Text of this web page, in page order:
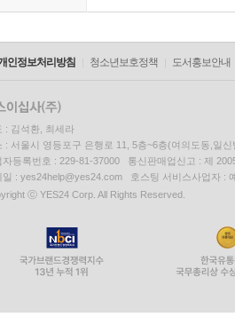
인정보처리방침 청소년보호정책 도서홍보안내
: 김석환, 최세라
: 서울시 영등포구 은행로 11, 5층~6층(여의도동,일신
자등록번호 : 229-81-37000 통신판매업신고 : 제
일 : yes24help@yes24.com 호스팅 서비스사업자 :
ⓒ YES24 Corp. All Rights Reserved.